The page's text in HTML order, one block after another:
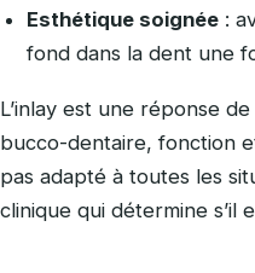
Esthétique soignée :
fond dans la dent une
L’inlay est une réponse
bucco-dentaire, fonction
pas adapté à toutes les
clinique qui détermine s’il